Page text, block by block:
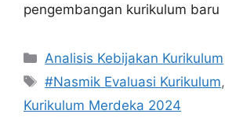
pengembangan kurikulum baru
Kategori
Analisis Kebijakan Kurikulum
Tag
#Nasmik Evaluasi Kurikulum,
Kurikulum Merdeka 2024